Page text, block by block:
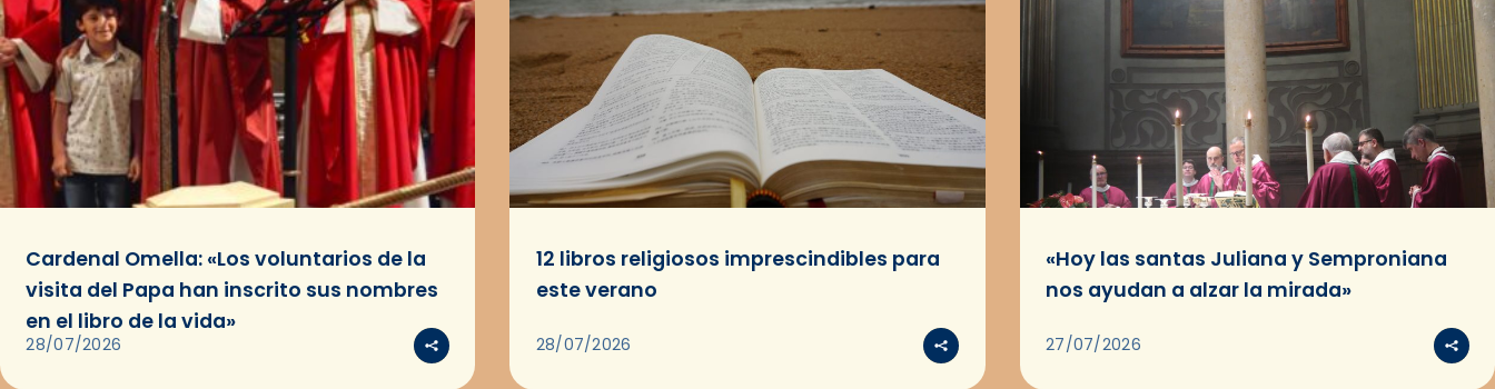
Cardenal Omella: «Los voluntarios de la
visita del Papa han inscrito sus nombres
en el libro de la vida»
28/07/2026
12 libros religiosos imprescindibles para
este verano
28/07/2026
«Hoy las santas Juliana y Semproniana
nos ayudan a alzar la mirada»
27/07/2026